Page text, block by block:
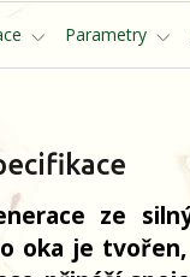
Parametry
ze
oka je